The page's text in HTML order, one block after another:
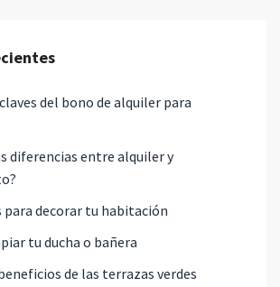
del bono de alquiler para
diferencias entre alquiler y
decorar tu habitación
tu ducha o bañera
de las terrazas verdes